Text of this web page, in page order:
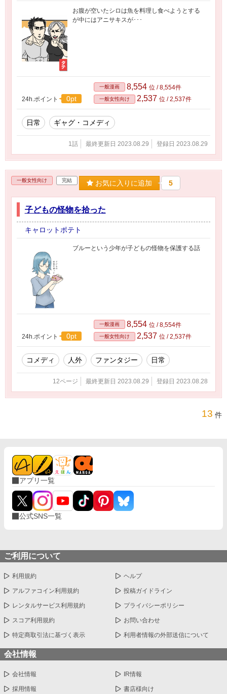
お腹が空いたシロは魚を料理し食べようとする
が中にはアニサキスが･･･
24h.ポイント 0pt
一般漫画 8,554 位 / 8,554件
一般女性向け 2,537 位 / 2,537件
日常 ギャグ・コメディ
1話 最終更新日 2023.08.29 登録日 2023.08.29
一般女性向け 完結 お気に入りに追加 5
子どもの怪物を拾った
キャロットポテト
ブルーという少年が子どもの怪物を保護する話
24h.ポイント 0pt
一般漫画 8,554 位 / 8,554件
一般女性向け 2,537 位 / 2,537件
コメディ 人外 ファンタジー 日常
12ページ 最終更新日 2023.08.29 登録日 2023.08.28
13 件
アプリ一覧
公式SNS一覧
ご利用について
利用規約 ヘルプ
アルファコイン利用規約 投稿ガイドライン
レンタルサービス利用規約 プライバシーポリシー
スコア利用規約 お問い合わせ
特定商取引法に基づく表示 利用者情報の外部送信について
会社情報
会社情報 IR情報
採用情報 書店様向け